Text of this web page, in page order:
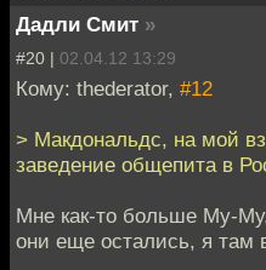
Дадли Смит »
#20 | 02.04.12 13:29
Кому: thederator, #12
> Макдональдс, на мой
заведение общепита в
Мне как-то больше Му-
они еще остались, я там